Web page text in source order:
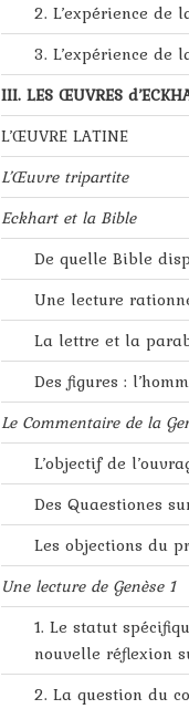
2. L’expérience de
3. L’expérience de
III. LES ŒUVRES
L’ŒUVRE LATINE
L’Œuvre tripartite
Eckhart et la Bible
De quelle Bible
Une lecture
La lettre et la
Des figures :
Le Commentaire de la
L’objectif de
Des Quaestiones
Les objections du
Une lecture de Genèse 1
1. Le statut
nouvelle réflexion
2. La question du